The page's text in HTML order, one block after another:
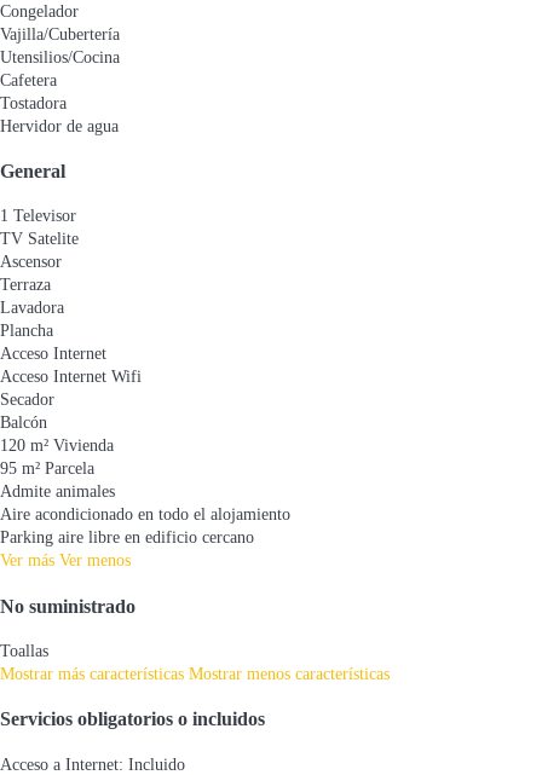
Congelador
Vajilla/Cubertería
Utensilios/Cocina
Cafetera
Tostadora
Hervidor de agua
General
1 Televisor
TV Satelite
Ascensor
Terraza
Lavadora
Plancha
Acceso Internet
Acceso Internet Wifi
Secador
Balcón
120 m² Vivienda
95 m² Parcela
Admite animales
Aire acondicionado en todo el alojamiento
Parking aire libre en edificio cercano
Ver más Ver menos
No suministrado
Toallas
Mostrar más características Mostrar menos características
Servicios obligatorios o incluidos
Acceso a Internet: Incluido